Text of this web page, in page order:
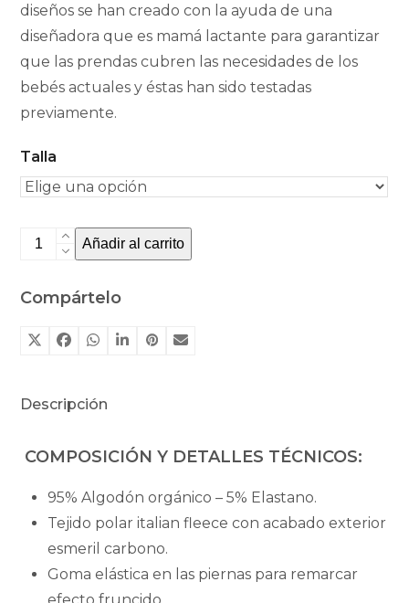
diseños se han creado con la ayuda de una
diseñadora que es mamá lactante para garantizar
que las prendas cubren las necesidades de los
bebés actuales y éstas han sido testadas
previamente.
Talla
Romper
London
de
Baby
Añadir al carrito
Compártelo
Descripción
COMPOSICIÓN Y DETALLES TÉCNICOS:
95% Algodón orgánico – 5% Elastano.
Tejido polar italian fleece con acabado exterior
esmeril carbono.
Goma elástica en las piernas para remarcar